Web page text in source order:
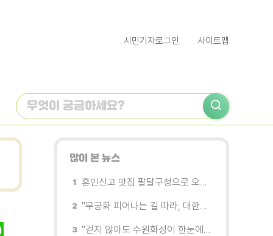
시민기자로그인 사이트맵
많이 본 뉴스
혼인신고 맛집 팔달구청으로 오세요
"무궁화 피어나는 길 따라, 대한민국을 걷는다"
"걷지 않아도 수원화성이 한눈에"…무장애 관광버스 '수원행차' 타보니